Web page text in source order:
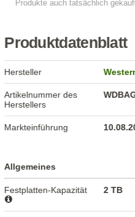
Produktdatenblatt
Hersteller
Artikelnummer des
Herstellers
Markteinführung
Allgemeines
Festplatten-Kapazität 2 TB